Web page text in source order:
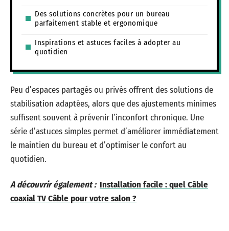
Des solutions concrètes pour un bureau
parfaitement stable et ergonomique
Inspirations et astuces faciles à adopter au
quotidien
Peu d’espaces partagés ou privés offrent des solutions de
stabilisation adaptées, alors que des ajustements minimes
suffisent souvent à prévenir l’inconfort chronique. Une
série d’astuces simples permet d’améliorer immédiatement
le maintien du bureau et d’optimiser le confort au
quotidien.
A découvrir également : Installation facile : quel Câble
coaxial TV Câble pour votre salon ?